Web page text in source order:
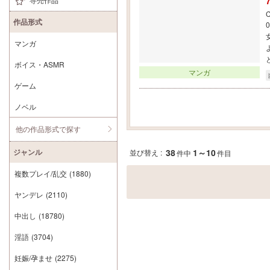
マンガ
並び替え : 38件中 1～10件目
作品形式
マンガ
ボイス・ASMR
ゲーム
ノベル
他の作品形式で探す
ジャンル
複数プレイ/乱交 (1880)
ヤンデレ (2110)
中出し (18780)
淫語 (3704)
妊娠/孕ませ (2275)